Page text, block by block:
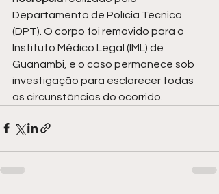
Departamento de Polícia Técnica
(DPT). O corpo foi removido para o
Instituto Médico Legal (IML) de
Guanambi, e o caso permanece sob
investigação para esclarecer todas
as circunstâncias do ocorrido.